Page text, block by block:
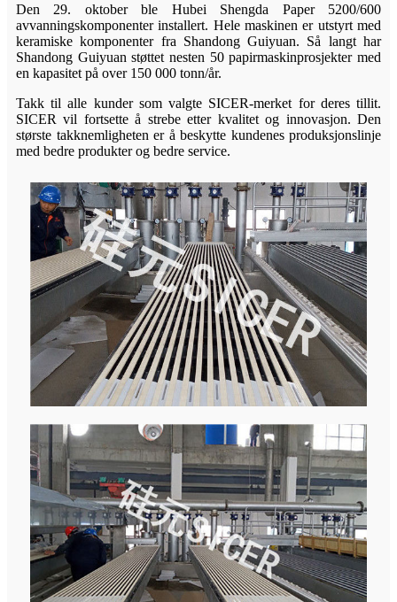
Den 29. oktober ble Hubei Shengda Paper 5200/600
avvanningskomponenter installert. Hele maskinen er utstyrt med
keramiske komponenter fra Shandong Guiyuan. Så langt har
Shandong Guiyuan støttet nesten 50 papirmaskinprosjekter med
en kapasitet på over 150 000 tonn/år.
Takk til alle kunder som valgte SICER-merket for deres tillit.
SICER vil fortsette å strebe etter kvalitet og innovasjon. Den
største takknemligheten er å beskytte kundenes produksjonslinje
med bedre produkter og bedre service.